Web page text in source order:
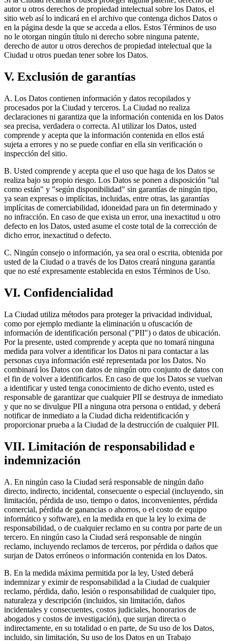
autor u otros derechos de propiedad intelectual sobre los Datos, el
sitio web así lo indicará en el archivo que contenga dichos Datos o
en la página desde la que se acceda a ellos. Estos Términos de uso
no le otorgan ningún título ni derecho sobre ninguna patente,
derecho de autor u otros derechos de propiedad intelectual que la
Ciudad u otros puedan tener sobre los Datos.
V. Exclusión de garantías
A. Los Datos contienen información y datos recopilados y
procesados por la Ciudad y terceros. La Ciudad no realiza
declaraciones ni garantiza que la información contenida en los Datos
sea precisa, verdadera o correcta. Al utilizar los Datos, usted
comprende y acepta que la información contenida en ellos está
sujeta a errores y no se puede confiar en ella sin verificación o
inspección del sitio.
B. Usted comprende y acepta que el uso que haga de los Datos se
realiza bajo su propio riesgo. Los Datos se ponen a disposición "tal
como están" y "según disponibilidad" sin garantías de ningún tipo,
ya sean expresas o implícitas, incluidas, entre otras, las garantías
implícitas de comerciabilidad, idoneidad para un fin determinado y
no infracción. En caso de que exista un error, una inexactitud u otro
defecto en los Datos, usted asume el coste total de la corrección de
dicho error, inexactitud o defecto.
C. Ningún consejo o información, ya sea oral o escrita, obtenida por
usted de la Ciudad o a través de los Datos creará ninguna garantía
que no esté expresamente establecida en estos Términos de Uso.
VI. Confidencialidad
La Ciudad utiliza métodos para proteger la privacidad individual,
como por ejemplo mediante la eliminación u ofuscación de
información de identificación personal ("PII") o datos de ubicación.
Por la presente, usted comprende y acepta que no tomará ninguna
medida para volver a identificar los Datos ni para contactar a las
personas cuya información esté representada por los Datos. No
combinará los Datos con datos de ningún otro conjunto de datos con
el fin de volver a identificarlos. En caso de que los Datos se vuelvan
a identificar y usted tenga conocimiento de dicho evento, usted es
responsable de garantizar que cualquier PII se destruya de inmediato
y que no se divulgue PII a ninguna otra persona o entidad, y deberá
notificar de inmediato a la Ciudad dicha reidentificación y
proporcionar prueba a la Ciudad de la destrucción de cualquier PII.
VII. Limitación de responsabilidad e
indemnización
A. En ningún caso la Ciudad será responsable de ningún daño
directo, indirecto, incidental, consecuente o especial (incluyendo, sin
limitación, pérdida de uso, tiempo o datos, inconvenientes, pérdida
comercial, pérdida de ganancias o ahorros, o el costo de equipo
informático y software), en la medida en que la ley lo exima de
responsabilidad, o de cualquier reclamo en su contra por parte de un
tercero. En ningún caso la Ciudad será responsable de ningún
reclamo, incluyendo reclamos de terceros, por pérdida o daños que
surjan de Datos erróneos o información contenida en los Datos.
B. En la medida máxima permitida por la ley, Usted deberá
indemnizar y eximir de responsabilidad a la Ciudad de cualquier
reclamo, pérdida, daño, lesión o responsabilidad de cualquier tipo,
naturaleza y descripción (incluidos, sin limitación, daños
incidentales y consecuentes, costos judiciales, honorarios de
abogados y costos de investigación), que surjan directa o
indirectamente, en su totalidad o en parte, de Su uso de los Datos,
incluido, sin limitación, Su uso de los Datos en un Trabajo